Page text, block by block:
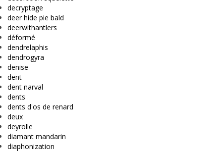
decryptage
deer hide pie bald
deerwithantlers
déformé
dendrelaphis
dendrogyra
denise
dent
dent narval
dents
dents d'os de renard
deux
deyrolle
diamant mandarin
diaphonization